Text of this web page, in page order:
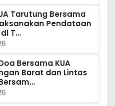
Tarutung Bersama
Pendataan
T…
Bersama KUA
Barat dan Lintas